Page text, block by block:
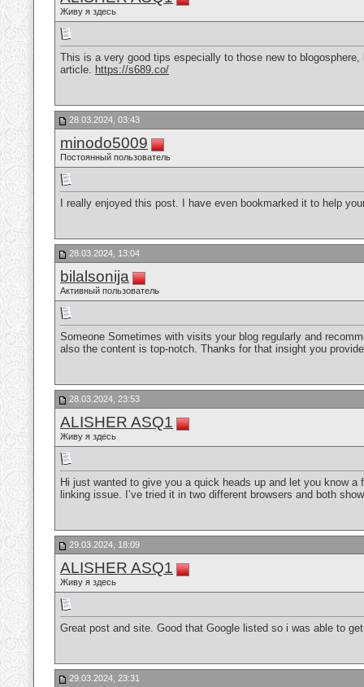
Живу я здесь
This is a very good tips especially to those new to
article. https://s689.co/
28.03.2024, 03:43
minodo5009
Постоянный пользователь
I really enjoyed this post. I have even bookmarked it to help
28.03.2024, 13:04
bilalsonija
Активный пользователь
Someone Sometimes with visits your blog regularly and
also the content is top-notch. Thanks for that insight you
28.03.2024, 23:53
ALISHER ASQ1
Живу я здесь
Hi just wanted to give you a quick heads up and let you know
linking issue. I’ve tried it in two different browsers and both
29.03.2024, 18:09
ALISHER ASQ1
Живу я здесь
Great post and site. Good that Google listed so i was able to
29.03.2024, 23:31